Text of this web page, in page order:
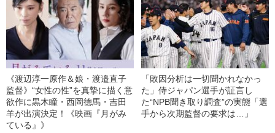
《渡辺淳一原作＆娘・渡邉直子
監督》“女性の性”を真摯に描く意
欲作に黒木瞳・西岡德馬・吉田
羊が出演決定！《映画『月がみ
ている』》
「敗因分析は一切聞かれなかっ
た」侍ジャパン選手が証言し
た“NPB聞き取り調査”の実態「選
手から次期監督の要求は…」